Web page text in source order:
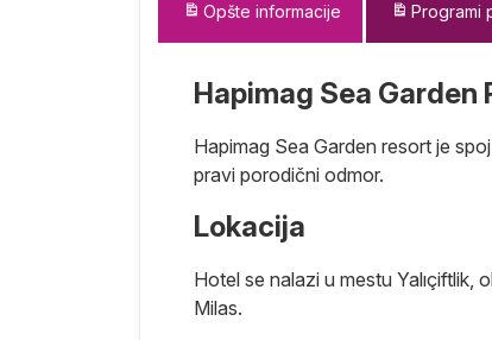
Opšte informacije Programi
Hapimag Sea Garden
Hapimag Sea Garden resort je
pravi porodični odmor.
Lokacija
Hotel se nalazi u mestu
Milas.